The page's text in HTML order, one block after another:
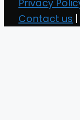
Contact us |